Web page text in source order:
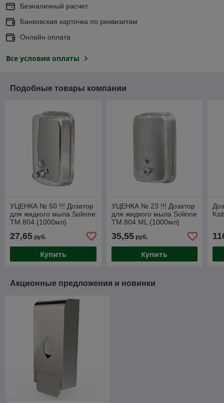
Безналичный расчет
Банковская карточка по реквизитам
Онлайн оплата
Все условия оплаты
Подобные товары компании
УЦЕНКА № 50 !!! Дозатор
для жидкого мыла Solinne
ТМ 804 (1000мл)
27,65 руб.
Купить
УЦЕНКА № 23 !!! Дозатор
для жидкого мыла Solinne
ТМ 804 ML (1000мл)
матовый
35,55руб.
Купить
Акционные предложения и новинки